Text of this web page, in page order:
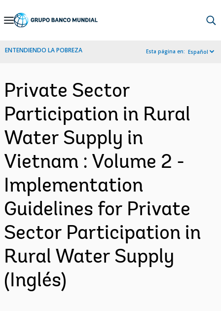
Skip
Navigation
ENTENDIENDO LA POBREZA Esta página en: Español
Private Sector
Participation in Rural
Water Supply in
Vietnam : Volume 2 -
Implementation
Guidelines for Private
Sector Participation in
Rural Water Supply
(Inglés)